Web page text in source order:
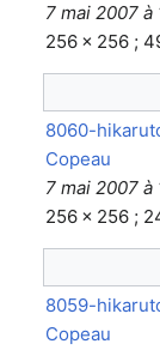
7 mai 2007 à
256 × 256 ;
8060-
Copeau
7 mai 2007 à
256 × 256 ;
8059-
Copeau